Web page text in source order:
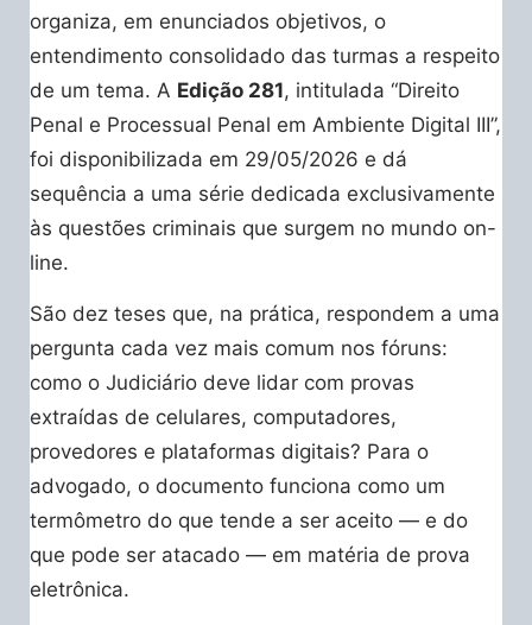
organiza, em enunciados objetivos, o
entendimento consolidado das turmas a respeito
de um tema. A Edição 281, intitulada “Direito
Penal e Processual Penal em Ambiente Digital III”,
foi disponibilizada em 29/05/2026 e dá
sequência a uma série dedicada exclusivamente
às questões criminais que surgem no mundo on-
line.
São dez teses que, na prática, respondem a uma
pergunta cada vez mais comum nos fóruns:
como o Judiciário deve lidar com provas
extraídas de celulares, computadores,
provedores e plataformas digitais? Para o
advogado, o documento funciona como um
termômetro do que tende a ser aceito — e do
que pode ser atacado — em matéria de prova
eletrônica.